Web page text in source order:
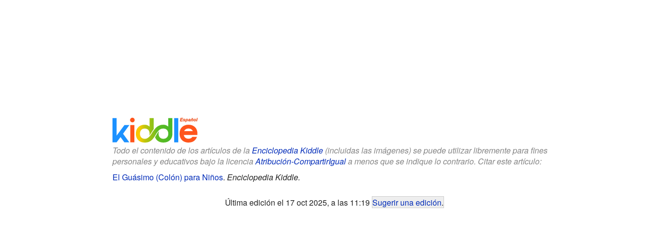
Todo el contenido de los artículos de la Enciclopedia Kiddle(incluidas las imágenes) se puede utilizar libremente para fines
personales y educativos bajo la licenciaAtribución-CompartirIguala menos que se indique lo contrario. Citar este artículo:
El Guásimo (Colón) para Niños. Enciclopedia Kiddle.
Última edición el 17 oct 2025, a las 11:19 Sugerir una edición.